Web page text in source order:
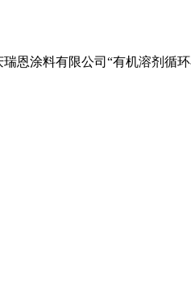
恩涂料有限公司“有机溶剂循